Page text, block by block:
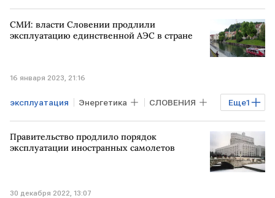
Бизнес Экономика МВД
неисправность запрет перечень
СМИ: власти Словении продлили
эксплуатацию единственной АЭС в стране
16 января 2023, 21:16
Еще1
эксплуатация Энергетика СЛОВЕНИЯ
АЭС
Правительство продлило порядок
эксплуатации иностранных самолетов
30 декабря 2022, 13:07